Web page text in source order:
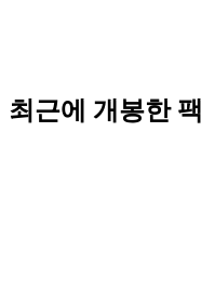
최근에 개봉한 팩